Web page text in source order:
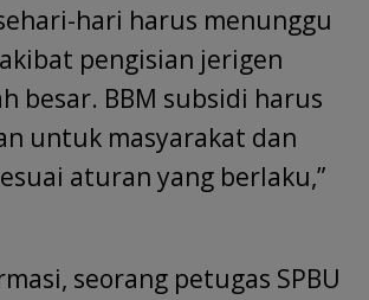
hari harus menunggu
pengisian jerigen
besar. BBM subsidi harus
untuk masyarakat dan
aturan yang berlaku,”
seorang petugas SPBU